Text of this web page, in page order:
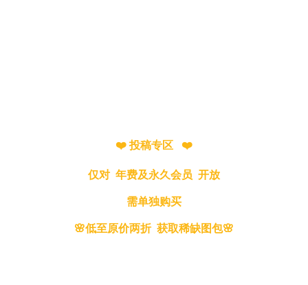
❤️ 投稿专区 ❤️
仅对 年费及永久会员 开放
需单独购买
🌸低至原价两折 获取稀缺图包🌸